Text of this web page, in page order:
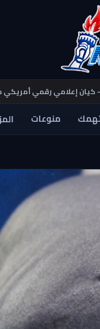
إعلامي رقمي
منوعات